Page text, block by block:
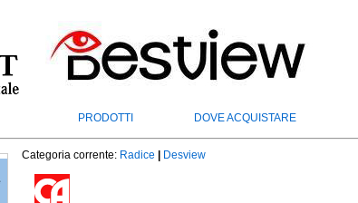
PRODOTTI DOVE ACQUISTARE
Categoria corrente: Radice Desview